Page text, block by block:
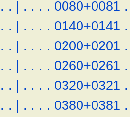
. . | . . . . 0080+0081 .
. . | . . . . 0140+0141 .
. . | . . . . 0200+0201 .
. . | . . . . 0260+0261 .
. . | . . . . 0320+0321 .
. . | . . . . 0380+0381 .